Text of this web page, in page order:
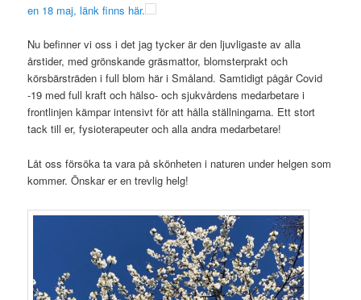
en 18 maj, länk finns här.
Nu befinner vi oss i det jag tycker är den ljuvligaste av alla
årstider, med grönskande gräsmattor, blomsterprakt och
körsbärsträden i full blom här i Småland. Samtidigt pågår Covid
-19 med full kraft och hälso- och sjukvårdens medarbetare i
frontlinjen kämpar intensivt för att hålla ställningarna. Ett stort
tack till er, fysioterapeuter och alla andra medarbetare!
Låt oss försöka ta vara på skönheten i naturen under helgen som
kommer. Önskar er en trevlig helg!